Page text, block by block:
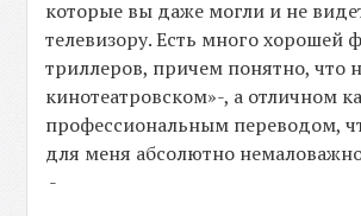
которые вы даже могли и не
телевизору. Есть много хорошей
триллеров, причем понятно, что
кинотеатровском»-, а отличном
профессиональным переводом,
для меня абсолютно
-